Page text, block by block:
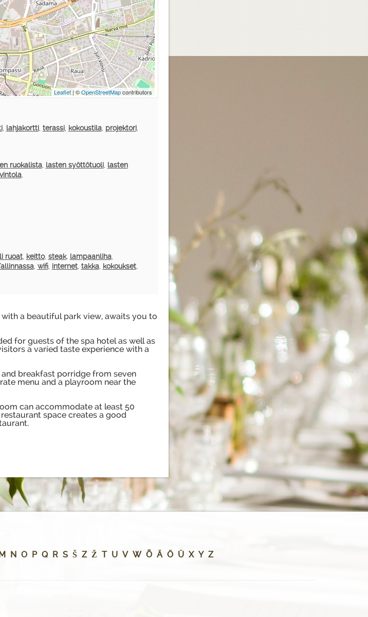
Leaflet| ©OpenStreetMapcontributors
, lahjakortti, terassi, kokoustila, projektori,
ruokalista, lasten syöttötuoli, lasten
,
ruoat, keitto, steak, lampaanliha,
, wifi, internet, takka, kokoukset,
a beautiful park view, awaits you to
for guests of the spa hotel as well as
a varied taste experience with a
breakfast porridge from seven
menu and a playroom near the
can accommodate at least 50
space creates a good
M N O P Q R S Š Z Ž T U V W Õ Ä Ö Ü X Y Z